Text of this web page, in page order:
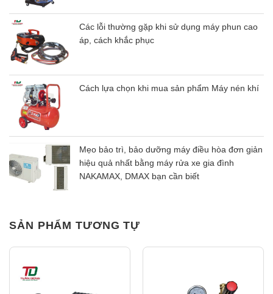
Các lỗi thường gặp khi sử dụng máy phun cao
áp, cách khắc phục
Cách lựa chọn khi mua sản phẩm Máy nén khí
Mẹo bảo trì, bảo dưỡng máy điều hòa đơn giản
hiệu quả nhất bằng máy rửa xe gia đình
NAKAMAX, DMAX bạn cần biết
SẢN PHẨM TƯƠNG TỰ